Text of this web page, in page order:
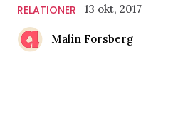
RELATIONER 13 okt, 2017
Malin Forsberg